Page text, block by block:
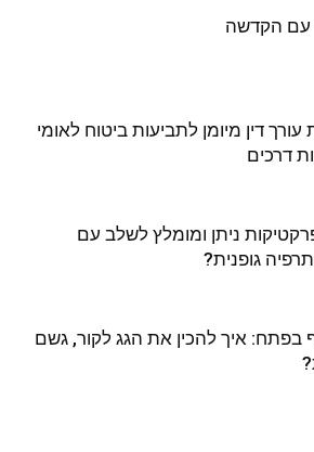
עם הקדשה
עורך דין מיומן לתביעות ביטוח לאומי
דרכים
ניתן ומומלץ לשלב עם
גופנית?
בפתח: איך להכין את הגג לקור, גשם